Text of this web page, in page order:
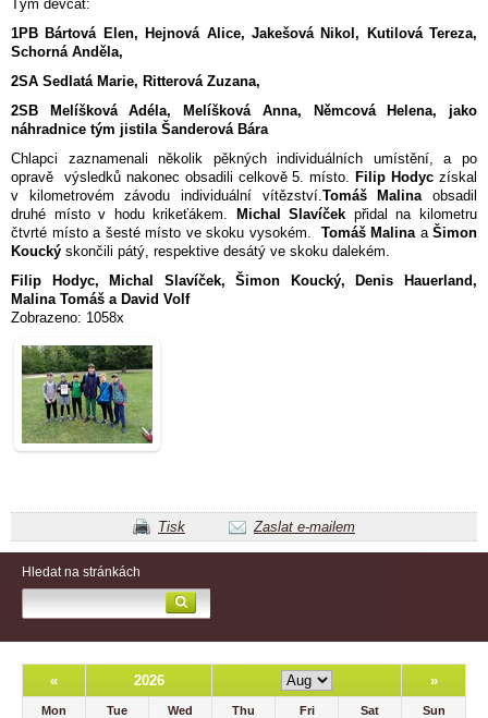
Tým děvčat:
1PB Bártová Elen, Hejnová Alice, Jakešová Nikol, Kutilová Tereza,
Schorná Anděla,
2SA Sedlatá Marie, Ritterová Zuzana,
2SB Melíšková Adéla, Melíšková Anna, Němcová Helena, jako
náhradnice tým jistila Šanderová Bára
Chlapci zaznamenali několik pěkných individuálních umístění, a po
opravě výsledků nakonec obsadili celkově 5. místo. Filip Hodyc získal
v kilometrovém závodu individuální vítězství.Tomáš Malinaobsadil
druhé místo v hodu krikeťákem.
Michal Slavíček přidal na kilometru
čtvrté místo a šesté místo ve skoku vysokém. Tomáš Malinaa Šimon
Koucký skončili pátý, respektive desátý ve skoku dalekém.
Filip Hodyc, Michal Slavíček, Šimon Koucký, Denis Hauerland,
Malina Tomáš a David Volf
Zobrazeno: 1058x
Tisk Zaslat e-mailem
Hledat na stránkách
« 2026 »
Mon Tue Wed Thu Fri Sat
Sun